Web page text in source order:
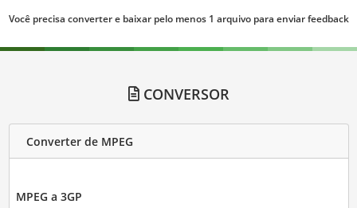
Você precisa converter e baixar pelo menos 1 arquivo para enviar feedback
CONVERSOR
Converter de MPEG
MPEG a 3GP